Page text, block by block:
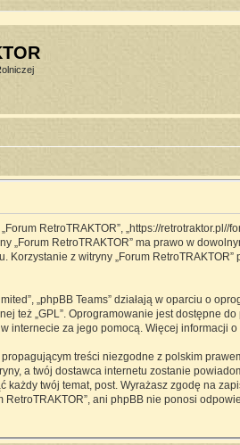
RetroTRAKTOR”, „https://
„Forum RetroTRAKTOR” ma prawo w
z witryny „Forum
„phpBB Teams” działają w oparciu o
też „GPL”. Oprogramowanie jest dostępne
internecie za jego pomocą. Więcej informacji
treści niezgodne z polskim
a twój dostawca internetu zostanie
twój temat, post. Wyrażasz zgodę na
ani phpBB nie ponosi